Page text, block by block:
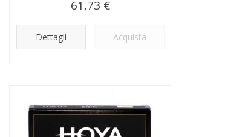
61,73 €
Dettagli Acquista